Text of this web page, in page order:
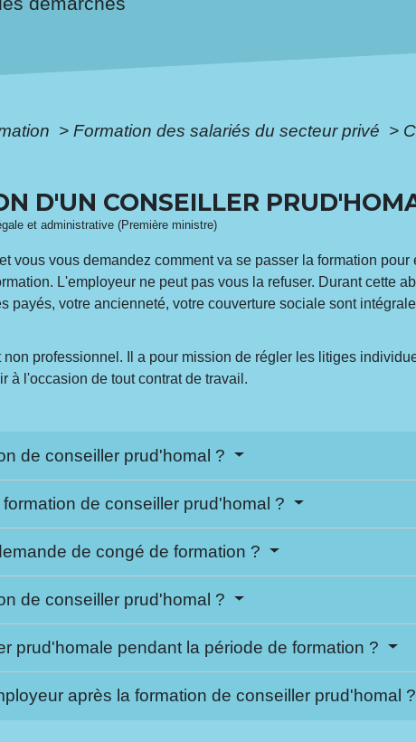
> Formation des salariés du secteur privé >
D'UN CONSEILLER
et administrative (Première ministre)
vous vous demandez comment va se passer la formation
L'employeur ne peut pas vous la refuser. Durant cette
payés, votre ancienneté, votre couverture sociale sont
professionnel. Il a pour mission de régler les litiges
à l'occasion de tout contrat de travail.
de conseiller prud'homal ?
de conseiller prud'homal ?
de congé de formation ?
de conseiller prud'homal ?
prud'homale pendant la période de formation ?
après la formation de conseiller prud'homal ?